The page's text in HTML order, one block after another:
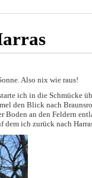
Also nix wie raus!
ich in die Schmücke
den Blick nach
Boden an den Feldern
dem ich zurück nach